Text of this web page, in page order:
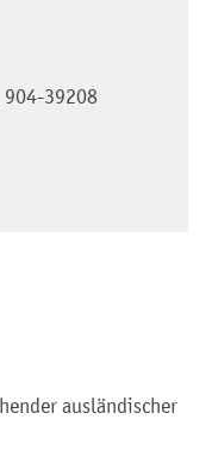
904-39208
ausländischer